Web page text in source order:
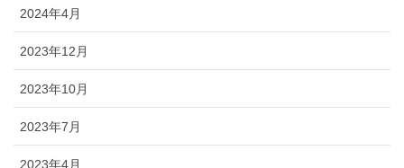
2024年4月
2023年12月
2023年10月
2023年7月
2023年4月